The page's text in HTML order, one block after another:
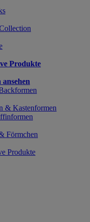
Produkte
& Kastenformen
Förmchen
Produkte